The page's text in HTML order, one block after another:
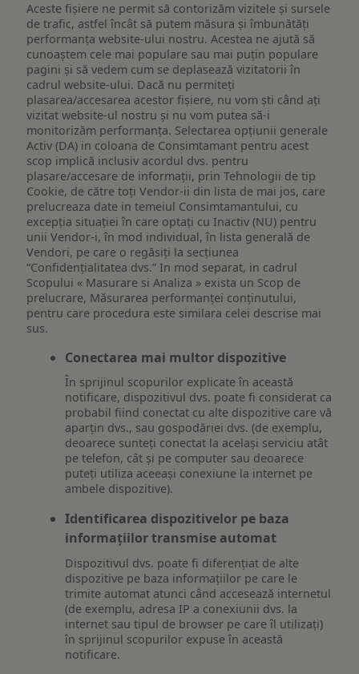
Aceste fișiere ne permit să contorizăm vizitele și sursele
de trafic, astfel încât să putem măsura și îmbunătăți
performanța website-ului nostru. Acestea ne ajută să
cunoaștem cele mai populare sau mai puțin populare
pagini și să vedem cum se deplasează vizitatorii în
cadrul website-ului. Dacă nu permiteți
plasarea/accesarea acestor fișiere, nu vom ști când ați
vizitat website-ul nostru și nu vom putea să-i
monitorizăm performanța. Selectarea opțiunii generale
Activ (DA) in coloana de Consimtamant pentru acest
scop implică inclusiv acordul dvs. pentru
plasare/accesare de informații, prin Tehnologii de tip
Cookie, de către toți Vendor-ii din lista de mai jos, care
prelucreaza date in temeiul Consimtamantului, cu
excepția situației în care optați cu Inactiv (NU) pentru
unii Vendor-i, în mod individual, în lista generală de
Vendori, pe care o regăsiți la secțiunea
“Confidențialitatea dvs.” In mod separat, in cadrul
Scopului « Masurare si Analiza » exista un Scop de
prelucrare, Măsurarea performanței conținutului,
pentru care procedura este similara celei descrise mai
sus.
Conectarea mai multor dispozitive
În sprijinul scopurilor explicate în această
notificare, dispozitivul dvs. poate fi considerat ca
probabil fiind conectat cu alte dispozitive care vă
aparțin dvs., sau gospodăriei dvs. (de exemplu,
deoarece sunteți conectat la același serviciu atât
pe telefon, cât și pe computer sau deoarece
puteți utiliza aceeași conexiune la internet pe
ambele dispozitive).
Identificarea dispozitivelor pe baza
informațiilor transmise automat
Dispozitivul dvs. poate fi diferențiat de alte
dispozitive pe baza informațiilor pe care le
trimite automat atunci când accesează internetul
(de exemplu, adresa IP a conexiunii dvs. la
internet sau tipul de browser pe care îl utilizați)
în sprijinul scopurilor expuse în această
notificare.